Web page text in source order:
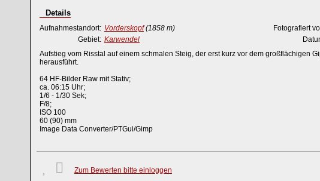
Details
Aufnahmestandort: Vorderskopf (1858 m) Fotografiert
Gebiet: Karwendel
Aufstieg vom Risstal auf einem schmalen Steig, der erst kurz vor dem großflächigen
herausführt.
64 HF-Bilder Raw mit Stativ;
ca. 06:15 Uhr;
1/6 - 1/30 Sek;
F/8;
ISO 100
60 (90) mm
Image Data Converter/PTGui/Gimp
Zum Bewerten bitte einloggen